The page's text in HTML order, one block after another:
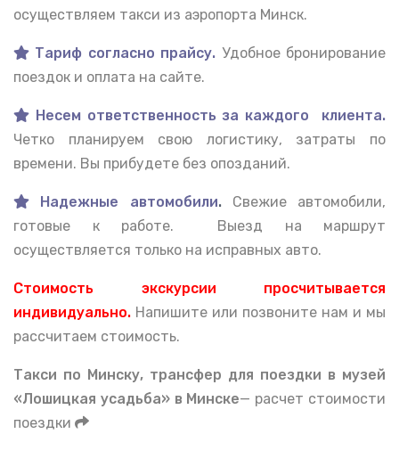
осуществляем такси из аэропорта Минск.
Тариф согласно прайсу. Удобное бронирование
поездок и оплата на сайте.
Несем ответственность за каждого клиента.
Четко планируем свою логистику, затраты по
времени. Вы прибудете без опозданий.
Надежные автомобили. Свежие автомобили,
готовые к работе. Выезд на маршрут
осуществляется только на исправных авто.
Стоимость экскурсии просчитывается
индивидуально. Напишите или позвоните нам и мы
рассчитаем стоимость.
Такси по Минску, трансфер для поездки в музей
«Лошицкая усадьба» в Минске— расчет стоимости
поездки